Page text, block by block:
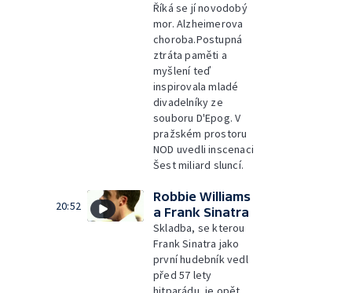
Říká se jí novodobý
mor. Alzheimerova
choroba.Postupná
ztráta paměti a
myšlení teď
inspirovala mladé
divadelníky ze
souboru D'Epog. V
pražském prostoru
NOD uvedli inscenaci
Šest miliard sluncí.
20:52
Robbie Williams
a Frank Sinatra
Skladba, se kterou
Frank Sinatra jako
první hudebník vedl
před 57 lety